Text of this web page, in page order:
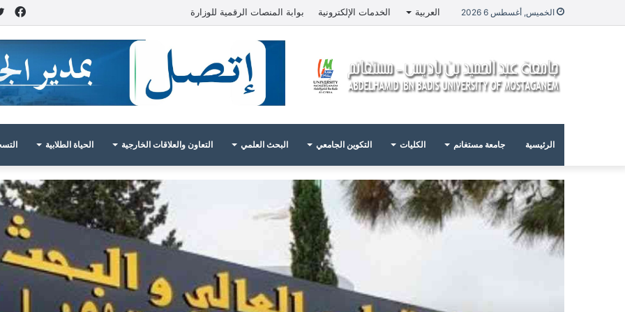
الخميس, أغسطس 6 2026 العربية الخدمات الإلكترونية بوابة المنصات الرقمية للوزارة
الرئيسية جامعة مستغانم الكليات التكوين الجامعي البحث العلمي التعاون والعلاقات الخارجية الحياة الطلابية